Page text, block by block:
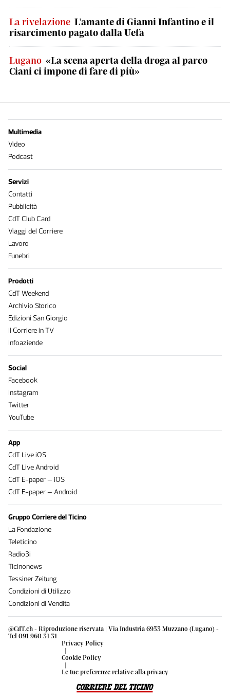
La rivelazione L'amante di Gianni Infantino e il
risarcimento pagato dalla Uefa
Lugano «La scena aperta della droga al parco
Ciani ci impone di fare di più»
@CdT.ch - Riproduzione riservata | Via Industria 6933 Muzzano (Lugano) -
Tel 091 960 31 31
Privacy Policy
|
Cookie Policy
|
Le tue preferenze relative alla privacy
Multimedia
Video
Podcast
Servizi
Contatti
Pubblicità
CdT Club Card
Viaggi del Corriere
Lavoro
Funebri
Prodotti
CdT Weekend
Archivio Storico
Edizioni San Giorgio
Il Corriere in TV
Infoaziende
Social
Facebook
Instagram
Twitter
YouTube
App
CdT Live iOS
CdT Live Android
CdT E-paper – iOS
CdT E-paper – Android
Gruppo Corriere del Ticino
La Fondazione
Teleticino
Radio3i
Ticinonews
Tessiner Zeitung
Condizioni di Utilizzo
Condizioni di Vendita